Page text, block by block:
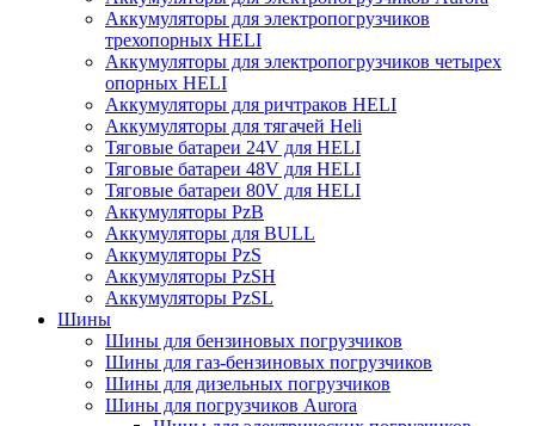
Аккумуляторы для электропогрузчиков
трехопорных HELI
Аккумуляторы для электропогрузчиков четырех
опорных HELI
Аккумуляторы для ричтраков HELI
Аккумуляторы для тягачей Heli
Тяговые батареи 24V для HELI
Тяговые батареи 48V для HELI
Тяговые батареи 80V для HELI
Аккумуляторы PzB
Аккумуляторы для BULL
Аккумуляторы PzS
Аккумуляторы PzSH
Аккумуляторы PzSL
Шины
Шины для бензиновых погрузчиков
Шины для газ-бензиновых погрузчиков
Шины для дизельных погрузчиков
Шины для погрузчиков Aurora